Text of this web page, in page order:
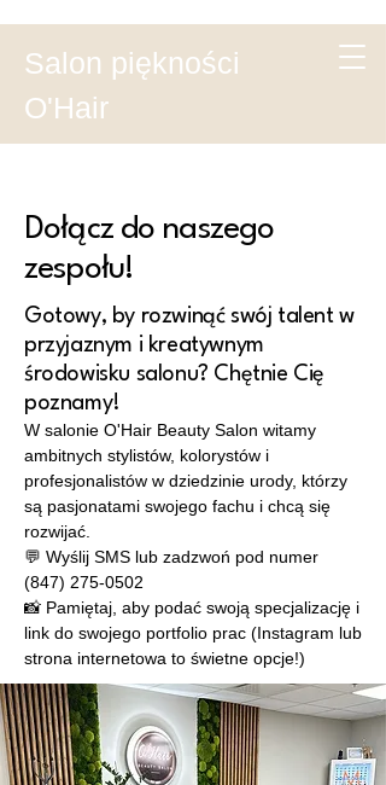
Salon piękności
O'Hair
Dołącz do naszego
zespołu!
Gotowy, by rozwinąć swój talent w
przyjaznym i kreatywnym
środowisku salonu? Chętnie Cię
poznamy!
W salonie O'Hair Beauty Salon witamy
ambitnych stylistów, kolorystów i
profesjonalistów w dziedzinie urody, którzy
są pasjonatami swojego fachu i chcą się
rozwijać.
💬 Wyślij SMS lub zadzwoń pod numer
(847) 275-0502
📸 Pamiętaj, aby podać swoją specjalizację i
link do swojego portfolio prac (Instagram lub
strona internetowa to świetne opcje!)